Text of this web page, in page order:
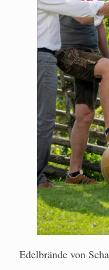
Edelbrände von